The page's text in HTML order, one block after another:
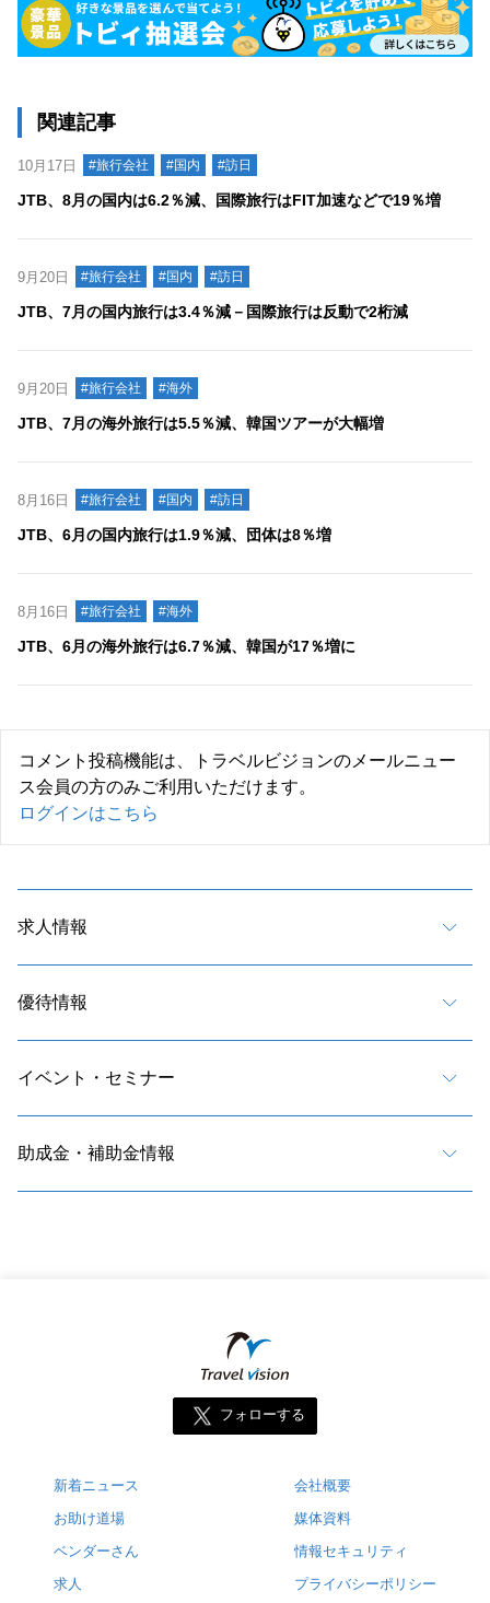
関連記事
10月17日 #旅行会社 #国内 #訪日
JTB、8月の国内は6.2％減、国際旅行はFIT加速などで19％増
9月20日 #旅行会社 #国内 #訪日
JTB、7月の国内旅行は3.4％減－国際旅行は反動で2桁減
9月20日 #旅行会社 #海外
JTB、7月の海外旅行は5.5％減、韓国ツアーが大幅増
8月16日 #旅行会社 #国内 #訪日
JTB、6月の国内旅行は1.9％減、団体は8％増
8月16日 #旅行会社 #海外
JTB、6月の海外旅行は6.7％減、韓国が17％増に
コメント投稿機能は、トラベルビジョンのメールニュー
ス会員の方のみご利用いただけます。
ログインはこちら
求人情報
優待情報
イベント・セミナー
助成金・補助金情報
フォローする
新着ニュース
お助け道場
ベンダーさん
求人
会社概要
媒体資料
情報セキュリティ
プライバシーポリシー